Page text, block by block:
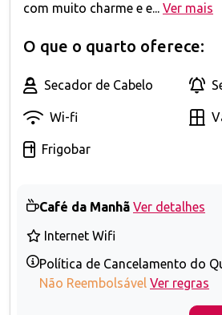
com muito charme e e... Ver mais
O que o quarto oferece:
Secador de Cabelo
Wi-fi
Frigobar
Café da Manhã Ver detalhes
Internet Wifi
Política de Cancelamento do
Não Reembolsável Ver regras